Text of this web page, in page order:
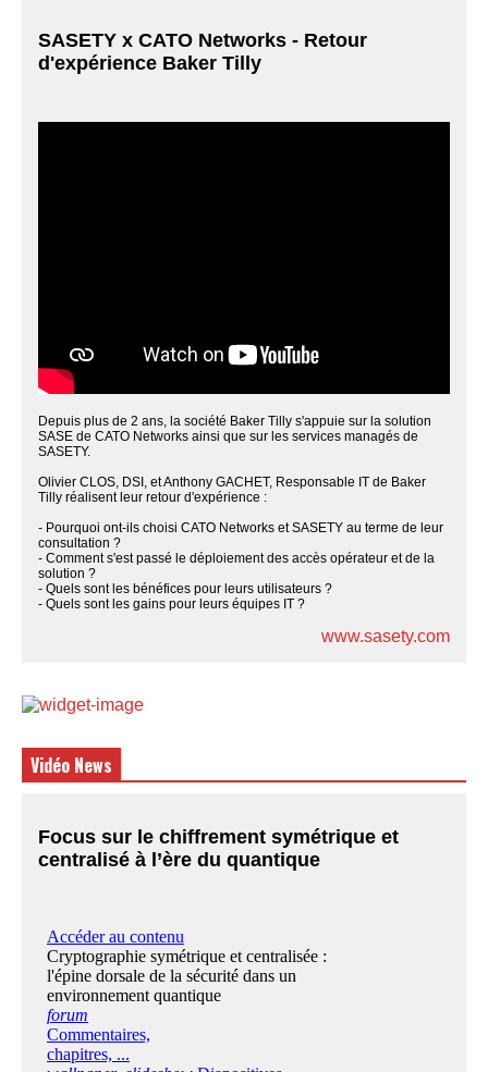
SASETY x CATO Networks - Retour
d'expérience Baker Tilly
Depuis plus de 2 ans, la société Baker Tilly s'appuie sur la solution
SASE de CATO Networks ainsi que sur les services managés de
SASETY.
Olivier CLOS, DSI, et Anthony GACHET, Responsable IT de Baker
Tilly réalisent leur retour d'expérience :
- Pourquoi ont-ils choisi CATO Networks et SASETY au terme de leur
consultation ?
- Comment s'est passé le déploiement des accès opérateur et de la
solution ?
- Quels sont les bénéfices pour leurs utilisateurs ?
- Quels sont les gains pour leurs équipes IT ?
www.sasety.com
Vidéo News
Focus sur le chiffrement symétrique et
centralisé à l’ère du quantique